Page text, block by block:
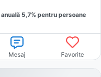
anuală 5,7% pentru persoane
Mesaj Favorite